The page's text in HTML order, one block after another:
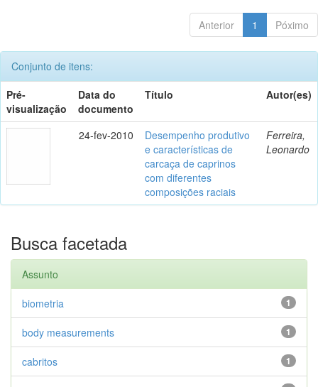
Anterior 1 Póximo
Conjunto de itens:
Pré-
visualização
Data do
documento
Título Autor(es)
24-fev-2010
Desempenho produtivo
e características de
carcaça de caprinos
com diferentes
composições raciais
Ferreira,
Leonardo
Busca facetada
Assunto
1
biometria
1
body measurements
1
cabritos